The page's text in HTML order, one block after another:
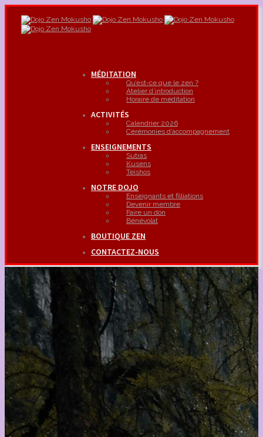
MÉDITATION
Qu’est-ce que le zen ?
Atelier d’introduction
Horaire de méditation
ACTIVITÉS
Calendrier 2026
Cérémonies d’accompagnement
ENSEIGNEMENTS
Sutras
Kusens
Teishos
NOTRE DOJO
Enseignants et filliations
Devenir membre
Faire un don
Bénévolat
BOUTIQUE ZEN
CONTACTEZ-NOUS